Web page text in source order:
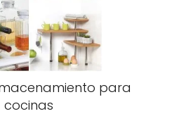
para
cocinas